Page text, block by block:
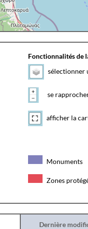
Fonctionnalités de
sélectionner
se
afficher la
Monuments
Zones
Dernière